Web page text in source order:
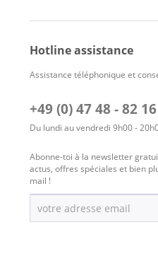
Hotline assistance
Assistance téléphonique et
+49 (0) 47 48 - 82
Du lundi au vendredi 9h00 -
Abonne-toi à la newsletter
actus, offres spéciales et bien
mail !